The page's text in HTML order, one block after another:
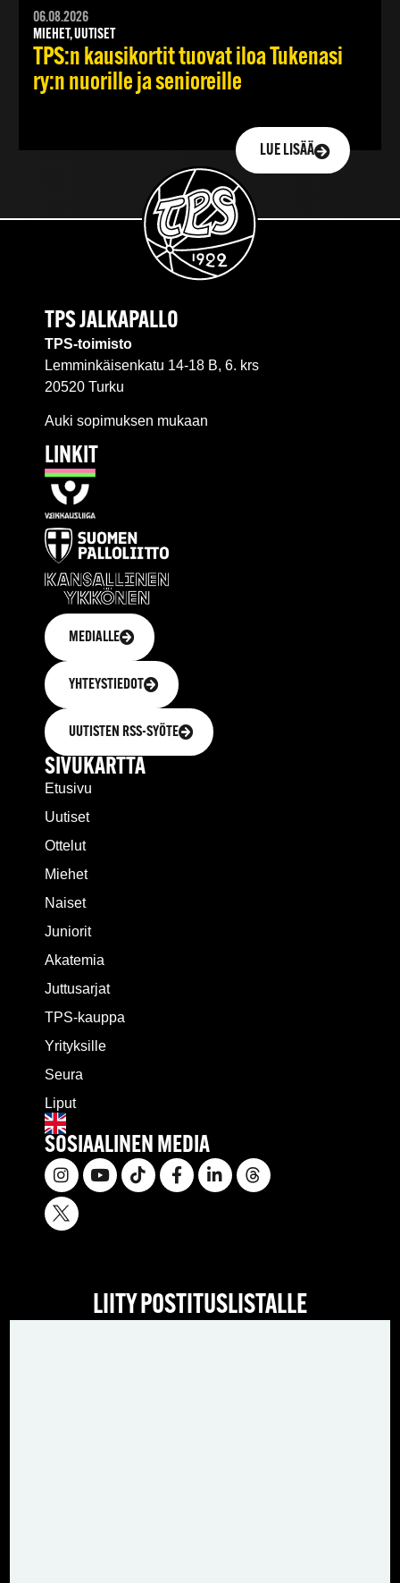
06.08.2026
MIEHET, UUTISET
TPS:n kausikortit tuovat iloa Tukenasi
ry:n nuorille ja senioreille
LUE LISÄÄ
TPS JALKAPALLO
TPS-toimisto
Lemminkäisenkatu 14-18 B, 6. krs
20520 Turku
Auki sopimuksen mukaan
LINKIT
MEDIALLE
YHTEYSTIEDOT
UUTISTEN RSS-SYÖTE
SIVUKARTTA
Etusivu
Uutiset
Ottelut
Miehet
Naiset
Juniorit
Akatemia
Juttusarjat
TPS-kauppa
Yrityksille
Seura
Liput
SOSIAALINEN MEDIA
LIITY POSTITUSLISTALLE